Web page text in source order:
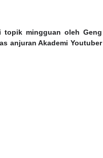
topik mingguan oleh Geng
anjuran Akademi Youtuber